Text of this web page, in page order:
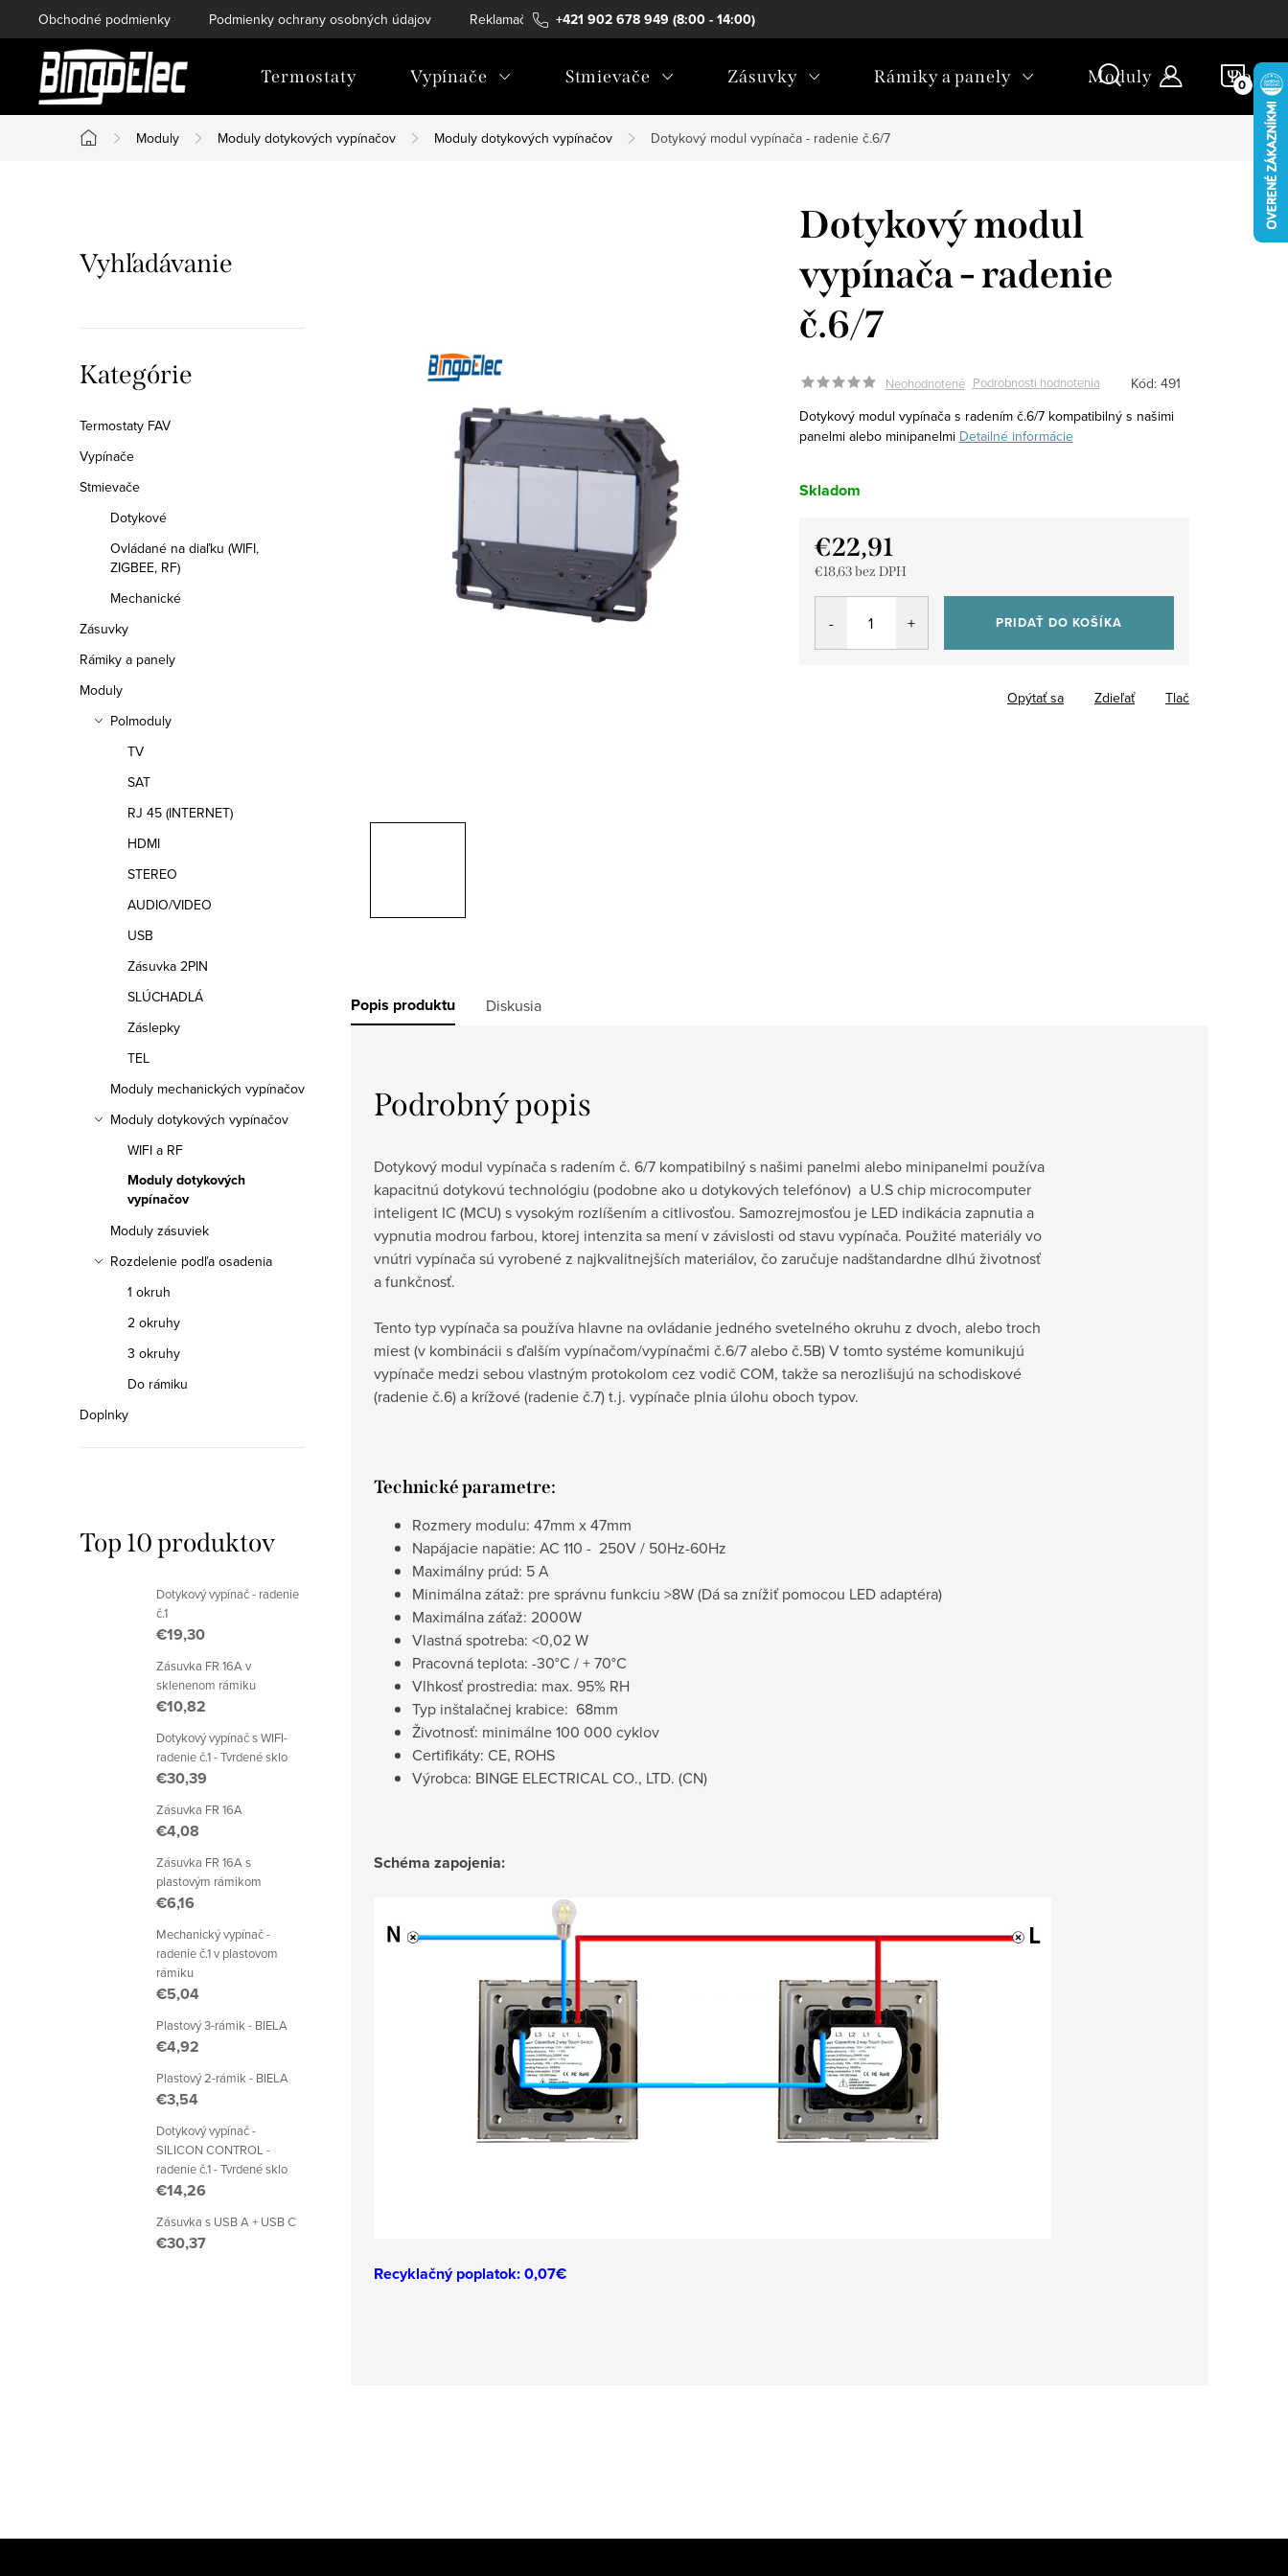
na
+421 902 678 949 (8:00 - 14:00)
Obchodné podmienky Podmienky ochrany osobných údajov Reklamačný poriadok Alternatívne riešenie sporov
Termostaty Vypínače Stmievače Zásuvky Rámiky a panely Moduly
Domov
Moduly Moduly dotykových vypínačov Moduly dotykových vypínačov Dotykový modul vypínača - radenie č.6/7
o
ý
a
n
Vyhľadávanie
Preskočiť
kategórie
Kategórie
Termostaty FAV
Vypínače
Stmievače
Dotykové
Ovládané na diaľku (WIFI,
ZIGBEE, RF)
Mechanické
Zásuvky
Rámiky a panely
Moduly
Polmoduly
TV
SAT
RJ 45 (INTERNET)
HDMI
STEREO
AUDIO/VIDEO
USB
Zásuvka 2PIN
SLÚCHADLÁ
Záslepky
TEL
Moduly mechanických vypínačov
Moduly dotykových vypínačov
WIFI a RF
Moduly dotykových
vypínačov
Moduly zásuviek
Rozdelenie podľa osadenia
1 okruh
2 okruhy
3 okruhy
Do rámiku
Doplnky
Top 10 produktov
Dotykový vypínač - radenie
č.1
€19,30
Zásuvka FR 16A v
sklenenom rámiku
€10,82
Dotykový vypínač s WIFI-
radenie č.1 - Tvrdené sklo
€30,39
Zásuvka FR 16A
€4,08
Zásuvka FR 16A s
plastovým rámikom
€6,16
Mechanický vypínač -
radenie č.1 v plastovom
rámiku
€5,04
Plastový 3-rámik - BIELA
€4,92
Plastový 2-rámik - BIELA
€3,54
Dotykový vypínač -
SILICON CONTROL -
radenie č.1 - Tvrdené sklo
€14,26
Zásuvka s USB A + USB C
€30,37
Dotykový modul
vypínača - radenie
č.6/7
Neohodnotené Podrobnosti hodnotenia Kód: 491
Dotykový modul vypínača s radením č.6/7 kompatibilný s našimi
panelmi alebo minipanelmi Detailné informácie
Skladom
€22,91
€18,63 bez DPH
Jednotková
PRIDAŤ DO KOŠÍKA
Tlač
Opýtať sa Zdieľať
Popis produktu Diskusia
Podrobný popis
Dotykový modul vypínača s radením č. 6/7 kompatibilný s našimi panelmi alebo minipanelmi používa
kapacitnú dotykovú technológiu (podobne ako u dotykových telefónov) a U.S chip microcomputer
inteligent IC (MCU) s vysokým rozlíšením a citlivosťou. Samozrejmosťou je LED indikácia zapnutia a
vypnutia modrou farbou, ktorej intenzita sa mení v závislosti od stavu vypínača. Použité materiály vo
vnútri vypínača sú vyrobené z najkvalitnejších materiálov, čo zaručuje nadštandardne dlhú životnosť
a funkčnosť.
Tento typ vypínača sa používa hlavne na ovládanie jedného svetelného okruhu z dvoch, alebo troch
miest (v kombinácii s ďalším vypínačom/vypínačmi č.6/7 alebo č.5B) V tomto systéme komunikujú
vypínače medzi sebou vlastným protokolom cez vodič COM, takže sa nerozlišujú na schodiskové
(radenie č.6) a krížové (radenie č.7) t.j. vypínače plnia úlohu oboch typov.
Technické parametre:
Rozmery modulu: 47mm x 47mm
Napájacie napätie: AC 110 - 250V / 50Hz-60Hz
Maximálny prúd: 5 A
Minimálna zátaž: pre správnu funkciu >8W (Dá sa znížiť pomocou LED adaptéra)
Maximálna záťaž: 2000W
Vlastná spotreba: <0,02 W
Pracovná teplota: -30°C / + 70°C
Vlhkosť prostredia: max. 95% RH
Typ inštalačnej krabice: 68mm
Životnosť: minimálne 100 000 cyklov
Certifikáty: CE, ROHS
Výrobca: BINGE ELECTRICAL CO., LTD. (CN)
Schéma zapojenia:
Recyklačný poplatok: 0,07€